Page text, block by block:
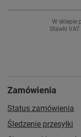
W sklepie
Stawki
Zamówienia
Status zamówienia
Śledzenie przesyłki